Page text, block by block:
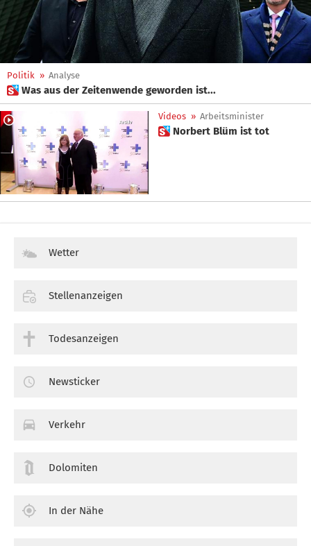
Politik » Analyse
 Was aus der Zeitenwende geworden ist...
Videos » Arbeitsminister
 Norbert Blüm ist tot
Wetter
Stellenanzeigen
Todesanzeigen
Newsticker
Verkehr
Dolomiten
In der Nähe